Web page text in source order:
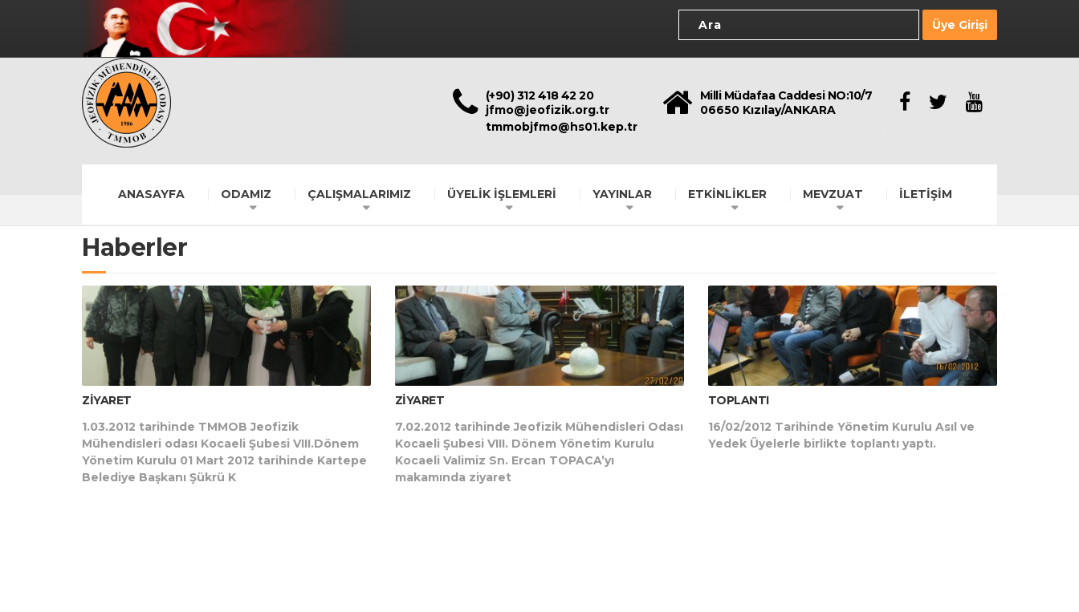
Üye Girişi
(+90) 312 418 42 20
jfmo@jeofizik.org.tr
tmmobjfmo@hs01.kep.tr
Milli Müdafaa Caddesi NO:10/7
06650 Kızılay/ANKARA
ANASAYFA ODAMIZ ÇALIŞMALARIMIZ ÜYELİK İŞLEMLERİ YAYINLAR ETKİNLİKLER MEVZUAT İLETİŞİM
Haberler
ZİYARET
1.03.2012 tarihinde TMMOB Jeofizik
Mühendisleri odası Kocaeli Şubesi VIII.Dönem
Yönetim Kurulu 01 Mart 2012 tarihinde Kartepe
Belediye Başkanı Şükrü K
ZİYARET
7.02.2012 tarihinde Jeofizik Mühendisleri Odası
Kocaeli Şubesi VIII. Dönem Yönetim Kurulu
Kocaeli Valimiz Sn. Ercan TOPACA’yı
makamında ziyaret
TOPLANTI
16/02/2012 Tarihinde Yönetim Kurulu Asıl ve
Yedek Üyelerle birlikte toplantı yaptı.